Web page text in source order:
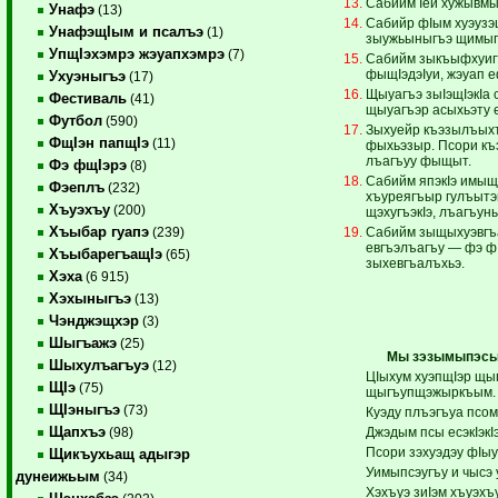
Унафэ (13)
УнафэщIым и псалъэ (1)
УпщIэхэмрэ жэуапхэмрэ (7)
Ухуэныгъэ (17)
Фестиваль (41)
Футбол (590)
ФщIэн папщIэ (11)
Фэ фщIэрэ (8)
Фэеплъ (232)
Хъуэхъу (200)
Хъыбар гуапэ (239)
ХъыбарегъащIэ (65)
Хэха (6 915)
Хэхыныгъэ (13)
Чэнджэщхэр (3)
Шыгъажэ (25)
Шыхулъагъуэ (12)
ЩIэ (75)
ЩIэныгъэ (73)
Щапхъэ (98)
Щикъухьащ адыгэр
дунеижьым (34)
Сабийр фIым
зыужьыныгъэ
Сабийм
фыщIэдэIуи, жэуап
Щыуагъэ зыIэщIэкIа
щыуагъэр асыхьэту
Зыхуейр
фыхьэзыр. Псори
лъагъуу фыщыт.
Сабийм япэкIэ
хъуреягъыр
щэхугъэкIэ,
Сабийм
евгъэлъагъу — фэ
зыхевгъалъхьэ.
Мы
ЦIыхум хуэпщIэр
щыгъупщэжыркъым.
Куэду плъэгъуа
Джэдым псы
Псори зэхуэдэу
Уимыпсэугъу и чысэ
Хэхъуэ зиIэм